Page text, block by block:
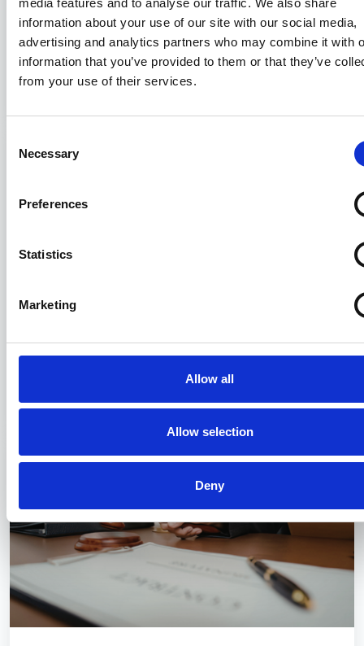
information about your use of our site with our social media,
advertising and analytics partners who may combine it with
information that you’ve provided to them or that they’ve
from your use of their services.
Selection
Necessary
Preferences
Statistics
Marketing
Allow all
Allow selection
Deny
EBN - Gli aggiornamenti di aprile 2026
Youngster Shipping Summer Party
30/04/2026